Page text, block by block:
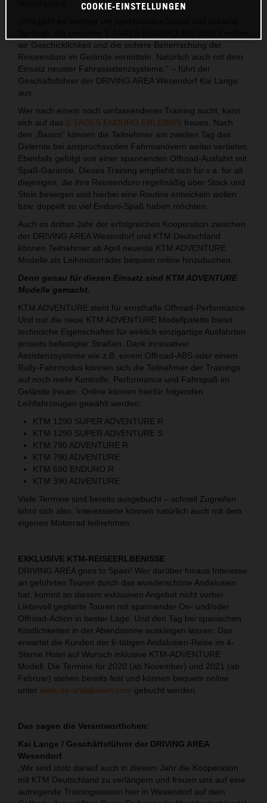
wir Geschicklichkeit und die sichere Beherrschung der
Reiseenduro im Gelände vermitteln. Natürlich auch mit dem
Einsatz neuster Fahrassistenzsysteme.“ – führt der
Geschäftsführer der DRIVING AREA Wesendorf Kai Lange
aus.
Wer nach einem noch umfassenderen Training sucht, kann
sich auf das 2-TAGES ENDURO ERLEBNIS freuen. Nach
den „Basics“ können die Teilnehmer am zweiten Tag das
Gelernte bei anspruchsvollen Fahrmanövern weiter vertiefen.
Ebenfalls gefolgt von einer spannenden Offroad-Ausfahrt mit
Spaß-Garantie. Dieses Training empfiehlt sich für v.a. für all
diejenigen, die ihre Reiseenduro regelmäßig über Stock und
Stein bewegen und hierbei eine Routine entwickeln wollen
bzw. doppelt so viel Enduro-Spaß haben möchten.
Auch im dritten Jahr der erfolgreichen Kooperation zwischen
der DRIVING AREA Wesendorf und KTM Deutschland
können Teilnehmer ab April neueste KTM ADVENTURE
Modelle als Leihmotorräder bequem online hinzubuchen.
Denn genau für diesen Einsatz sind KTM ADVENTURE
Modelle gemacht.
KTM ADVENTURE steht für ernsthafte Offroad-Performance.
Und nur die neue KTM ADVENTURE Modellpalette bietet
technische Eigenschaften für wirklich einzigartige Ausfahrten
jenseits befestigter Straßen. Dank innovativer
Assistenzsysteme wie z.B. einem Offroad-ABS oder einem
Rally-Fahrmodus können sich die Teilnehmer der Trainings
auf noch mehr Kontrolle, Performance und Fahrspaß im
Gelände freuen. Online können hierfür folgenden
Leihfahrzeugen gewählt werden:
KTM 1290 SUPER ADVENTURE R
KTM 1290 SUPER ADVENTURE S
KTM 790 ADVENTURE R
KTM 790 ADVENTURE
KTM 690 ENDURO R
KTM 390 ADVENTURE
Viele Termine sind bereits ausgebucht – schnell Zugreifen
lohnt sich also. Interessierte können natürlich auch mit dem
eigenen Motorrad teilnehmen.
EXKLUSIVE KTM-REISEERLBENISSE
DRIVING AREA goes to Spain! Wer darüber hinaus Interesse
an geführten Touren durch das wunderschöne Andalusien
hat, kommt an diesem exklusiven Angebot nicht vorbei:
Liebevoll geplante Touren mit spannender On- und/oder
Offroad-Action in bester Lage. Und den Tag bei spanischen
Köstlichkeiten in der Abendsonne ausklingen lassen. Das
erwartet die Kunden der 6-tätigen Andalusien-Reise im 4-
Sterne Hotel auf Wunsch inklusive KTM-ADVENTURE
Modell. Die Termine für 2020 (ab November) und 2021 (ab
Februar) stehen bereits fest und können bequem online
unter www.da-andalusien.com gebucht werden.
Das sagen die Verantwortlichen:
Kai Lange / Geschäftsführer der DRIVING AREA
Wesendorf
„Wir sind stolz darauf auch in diesem Jahr die Kooperation
mit KTM Deutschland zu verlängern und freuen uns auf eine
aufregende Trainingssaison hier in Wesendorf auf dem
COOKIE-EINSTELLUNGEN